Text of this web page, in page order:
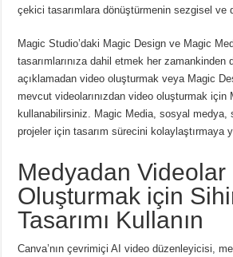
çekici tasarımlara dönüştürmenin sezgisel ve
Magic Studio’daki Magic Design ve Magic
tasarımlarınıza dahil etmek her zamankinden
açıklamadan video oluşturmak veya Magic
mevcut videolarınızdan video oluşturmak için
kullanabilirsiniz. Magic Media, sosyal medya,
projeler için tasarım sürecini kolaylaştırmaya
Medyadan Videolar
Oluşturmak için
Tasarımı Kullanın
Canva’nın çevrimiçi AI video düzenleyicisi,